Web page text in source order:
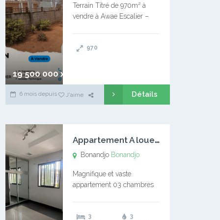
19 500 000 xaf
Terrain Titré de 970m² à
vendre à Awae Escalier –
l’Université Catholique –
970
6 mois depuis J'aime Détails
A
ppartement A louer Bonandjo
Bonandjo Bonandjo
Magnifique et vaste
appartement 03 chambres
douches 01 vaste salon 01
3
3